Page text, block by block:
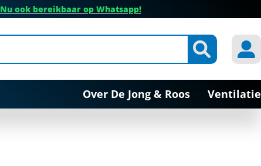
Nu ook bereikbaar op Whatsapp!
Over De Jong & Roos Ventilatie